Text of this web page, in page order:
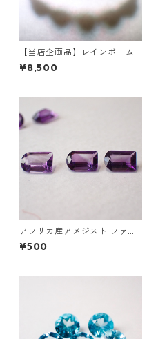
【当店企画品】レインボーム
ーンストーン(ホワイトラブラ
ドライト)5石 SV925/ロジウム
¥8,500
アフリカ産アメジスト ファン
シーカットルース 0.45ct前後
6.0mm*4.0mm前後
¥500